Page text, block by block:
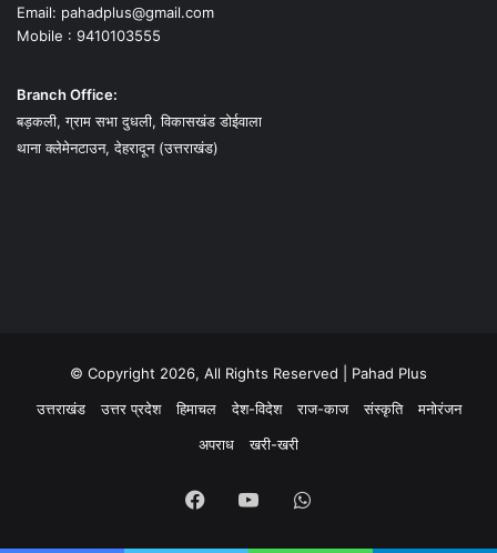
Email: pahadplus@gmail.com
Mobile : 9410103555
Branch Office:
बड़कली, ग्राम सभा दुधली, विकासखंड डोईवाला
थाना क्लेमेनटाउन, देहरादून (उत्तराखंड)
© Copyright 2026, All Rights Reserved | Pahad Plus
उत्तराखंड
उत्तर प्रदेश हिमाचल देश-विदेश राज-काज संस्कृति
मनोरंजन
अपराध
खरी-खरी
FacebookYouTubeWhatsApp